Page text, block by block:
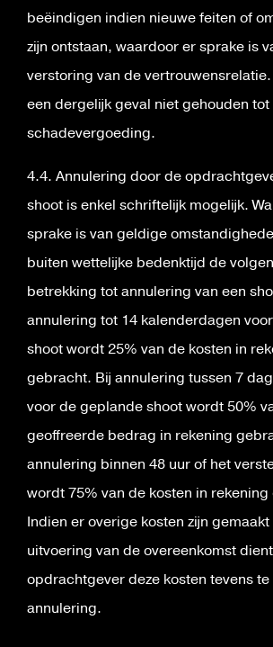
beëindigen indien nieuwe feiten of
zijn ontstaan, waardoor er sprake is
verstoring van de
een dergelijk geval niet gehouden tot
schadevergoeding.
4.4. Annulering door de
shoot is enkel schriftelijk mogelijk.
sprake is van geldige
buiten wettelijke bedenktijd de
betrekking tot annulering van een
annulering tot 14 kalenderdagen
shoot wordt 25% van de kosten in
gebracht. Bij annulering tussen 7
voor de geplande shoot wordt 50%
geoffreerde bedrag in rekening
annulering binnen 48 uur of het
wordt 75% van de kosten in
Indien er overige kosten zijn
uitvoering van de overeenkomst
opdrachtgever deze kosten tevens
annulering.